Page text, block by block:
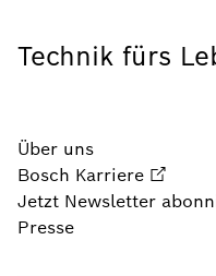
Technik fürs
Über uns
Bosch Karriere
Jetzt Newsletter
Presse